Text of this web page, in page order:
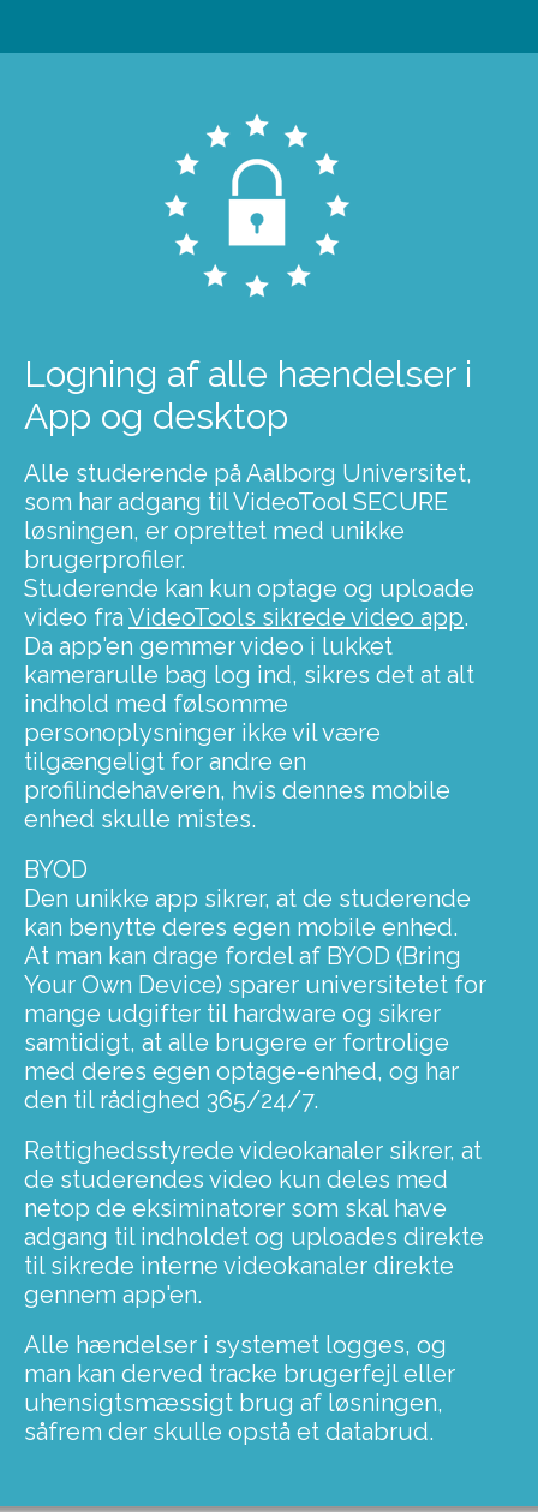
Logning af alle hændelser i
App og desktop
Alle studerende på Aalborg Universitet,
som har adgang til VideoTool SECURE
løsningen, er oprettet med unikke
brugerprofiler.
Studerende kan kun optage og uploade
video fra VideoTools sikrede video app.
Da app'en gemmer video i lukket
kamerarulle bag log ind, sikres det at alt
indhold med følsomme
personoplysninger ikke vil være
tilgængeligt for andre en
profilindehaveren, hvis dennes mobile
enhed skulle mistes.
BYOD
Den unikke app sikrer, at de studerende
kan benytte deres egen mobile enhed.
At man kan drage fordel af BYOD (Bring
Your Own Device) sparer universitetet for
mange udgifter til hardware og sikrer
samtidigt, at alle brugere er fortrolige
med deres egen optage-enhed, og har
den til rådighed 365/24/7.
Rettighedsstyrede videokanaler sikrer, at
de studerendes video kun deles med
netop de eksiminatorer som skal have
adgang til indholdet og uploades direkte
til sikrede interne videokanaler direkte
gennem app'en.
Alle hændelser i systemet logges, og
man kan derved tracke brugerfejl eller
uhensigtsmæssigt brug af løsningen,
såfrem der skulle opstå et databrud.